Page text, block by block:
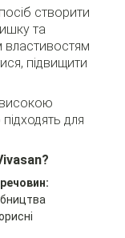
створити
та
властивостям
підвищити
для